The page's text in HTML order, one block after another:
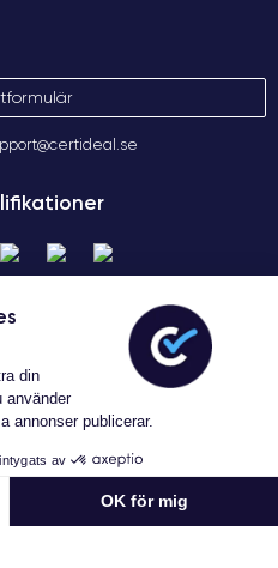
Allmänna försäljningsvillkor
förbehållna
din
använder
annonser publicerar.
av
OK för mig